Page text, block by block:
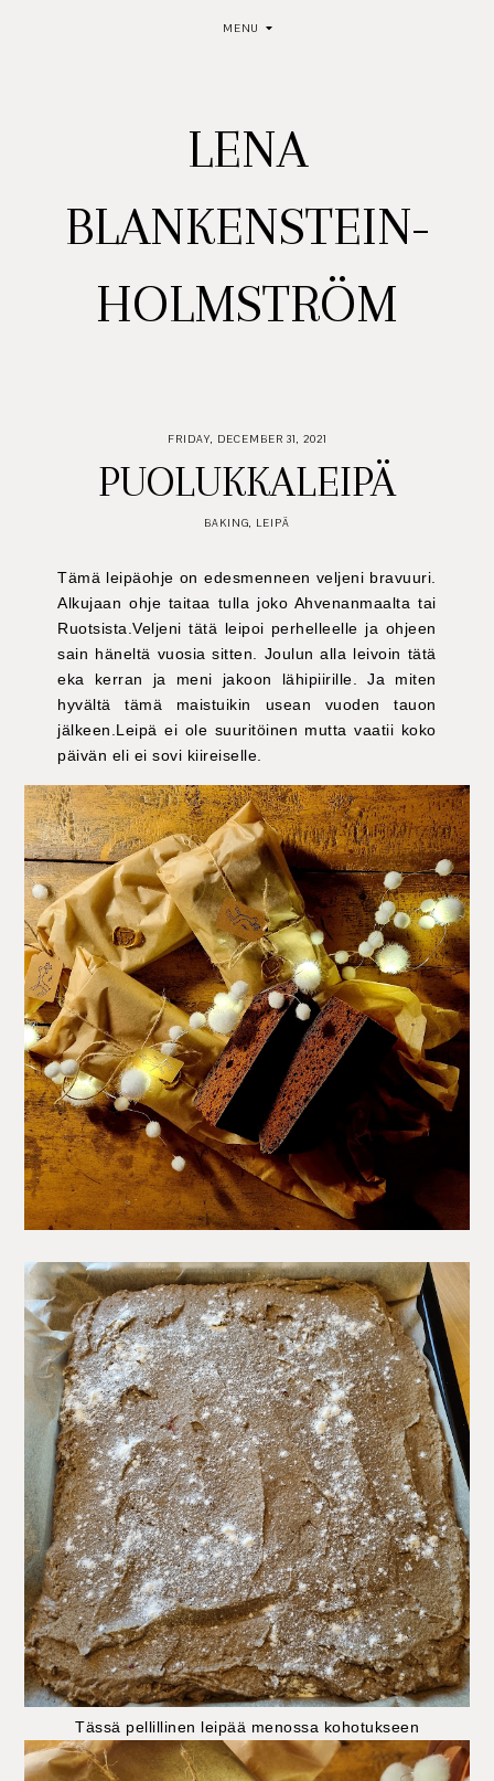
MENU
LENA
BLANKENSTEIN-
HOLMSTRÖM
FRIDAY, DECEMBER 31, 2021
PUOLUKKALEIPÄ
BAKING, LEIPÄ
Tämä leipäohje on edesmenneen veljeni bravuuri.
Alkujaan ohje taitaa tulla joko Ahvenanmaalta tai
Ruotsista.Veljeni tätä leipoi perhelleelle ja ohjeen
sain häneltä vuosia sitten. Joulun alla leivoin tätä
eka kerran ja meni jakoon lähipiirille. Ja miten
hyvältä tämä maistuikin usean vuoden tauon
jälkeen.Leipä ei ole suuritöinen mutta vaatii koko
päivän eli ei sovi kiireiselle.
Tässä pellillinen leipää menossa kohotukseen